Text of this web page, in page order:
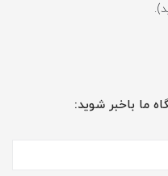
ما باخبر شوید: